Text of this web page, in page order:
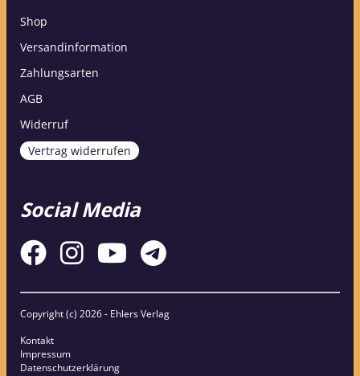
Shop
Versandinformation
Zahlungsarten
AGB
Widerruf
Vertrag widerrufen
Social Media
Copyright (c) 2026 - Ehlers Verlag
Kontakt
Impressum
Datenschutzerklärung